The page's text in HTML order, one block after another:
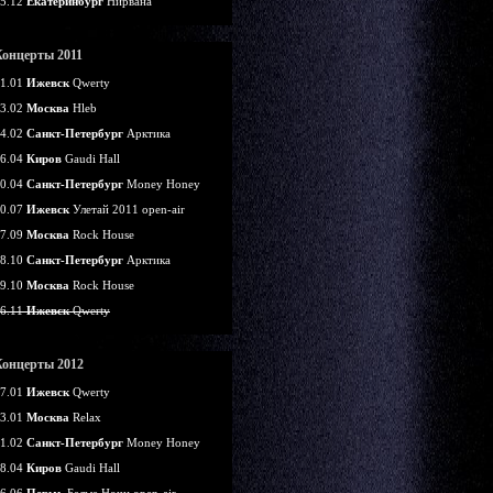
2011
Ижевск Qwerty
Москва Hleb
Санкт-Петербург Арктика
Киров Gaudi Hall
Санкт-Петербург Money Honey
Ижевск Улетай 2011 open-air
Москва Rock House
Санкт-Петербург Арктика
Москва Rock House
ИжевскQwerty
2012
Ижевск Qwerty
Москва Relax
Санкт-Петербург Money Honey
Киров Gaudi Hall